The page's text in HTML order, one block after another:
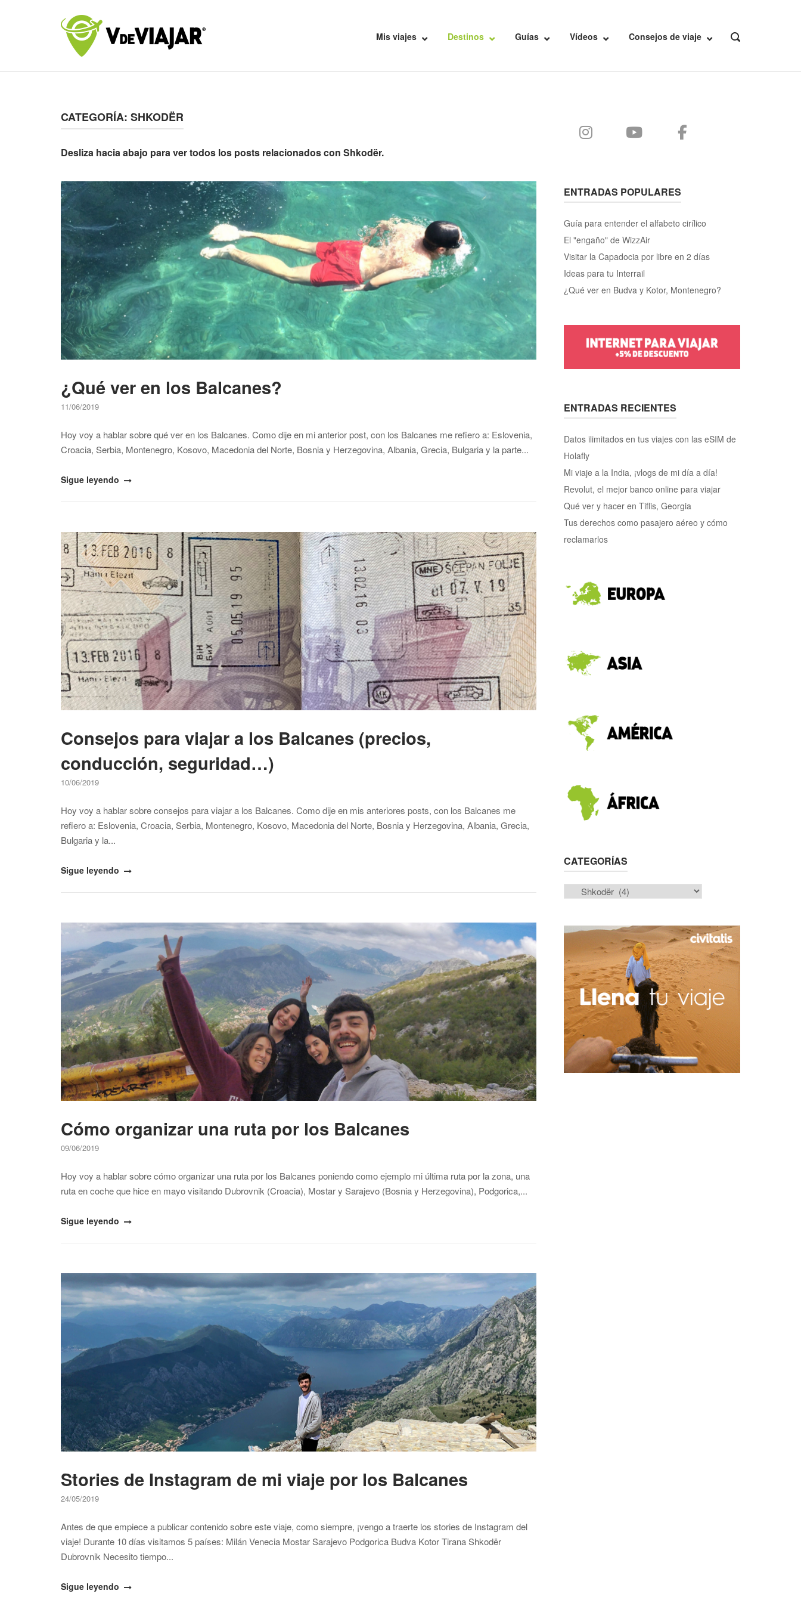
Home
Mis viajes Destinos Guías Vídeos Consejos de viaje
OPEN
CATEGORÍA: SHKODËR
Desliza hacia abajo para ver todos los posts relacionados con Shkodër.
Open post
¿Qué ver en los Balcanes?
11/06/2019
Hoy voy a hablar sobre qué ver en los Balcanes. Como dije en mi anterior post, con los Balcanes me refiero a: Eslovenia,
Croacia, Serbia, Montenegro, Kosovo, Macedonia del Norte, Bosnia y Herzegovina, Albania, Grecia, Bulgaria y la parte...
"¿Qué
Balcanes?"
Sigue leyendo
Open post
Consejos para viajar a los Balcanes (precios,
conducción, seguridad…)
10/06/2019
Hoy voy a hablar sobre consejos para viajar a los Balcanes. Como dije en mis anteriores posts, con los Balcanes me
refiero a: Eslovenia, Croacia, Serbia, Montenegro, Kosovo, Macedonia del Norte, Bosnia y Herzegovina, Albania, Grecia,
Bulgaria y la...
"Consejos
Balcanes
(precios,
conducción,
seguridad…)"
Sigue leyendo
Open post
Cómo organizar una ruta por los Balcanes
09/06/2019
Hoy voy a hablar sobre cómo organizar una ruta por los Balcanes poniendo como ejemplo mi última ruta por la zona, una
ruta en coche que hice en mayo visitando Dubrovnik (Croacia), Mostar y Sarajevo (Bosnia y Herzegovina), Podgorica,...
"Cómo
Balcanes"
Sigue leyendo
Open post
Stories de Instagram de mi viaje por los Balcanes
24/05/2019
Antes de que empiece a publicar contenido sobre este viaje, como siempre, ¡vengo a traerte los stories de Instagram del
viaje! Durante 10 días visitamos 5 países: Milán Venecia Mostar Sarajevo Podgorica Budva Kotor Tirana Shkodër
Dubrovnik Necesito tiempo...
"Stories
Sigue leyendo
ENTRADAS POPULARES
Guía para entender el alfabeto cirílico
El "engaño" de WizzAir
Visitar la Capadocia por libre en 2 días
Ideas para tu Interrail
¿Qué ver en Budva y Kotor, Montenegro?
ENTRADAS RECIENTES
Datos ilimitados en tus viajes con las eSIM de
Holafly
Mi viaje a la India, ¡vlogs de mi día a día!
Revolut, el mejor banco online para viajar
Qué ver y hacer en Tiflis, Georgia
Tus derechos como pasajero aéreo y cómo
reclamarlos
CATEGORÍAS
Categorías